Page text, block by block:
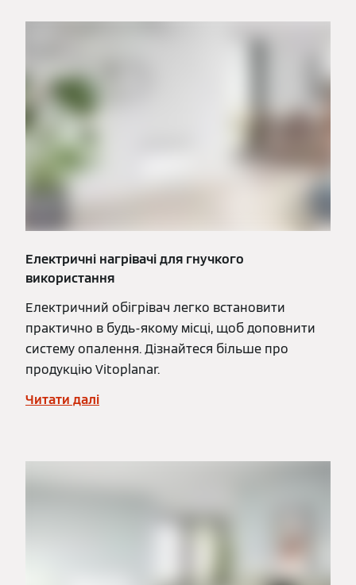
Електричні нагрівачі для гнучкого
використання
Електричний обігрівач легко встановити
практично в будь-якому місці, щоб доповнити
систему опалення. Дізнайтеся більше про
продукцію Vitoplanar.
Читати далі